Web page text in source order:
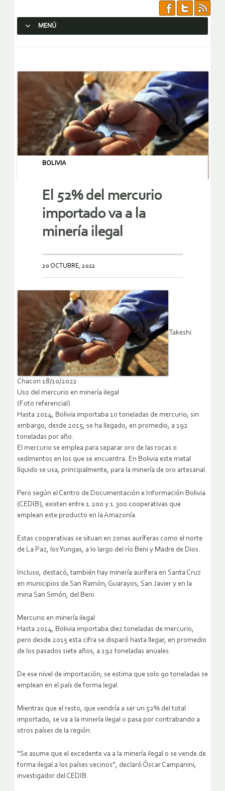
MENÚ
BOLIVIA
El 52% del mercurio
importado va a la
minería ilegal
20 OCTUBRE, 2022
Takeshi
Chacon 18/10/2022
Uso del mercurio en minería ilegal
(Foto referencial)
Hasta 2014, Bolivia importaba 10 toneladas de mercurio; sin
embargo, desde 2015, se ha llegado, en promedio, a 192
toneladas por año.
El mercurio se emplea para separar oro de las rocas o
sedimentos en los que se encuentra. En Bolivia este metal
líquido se usa, principalmente, para la minería de oro artesanal.
Pero según el Centro de Documentación e Información Bolivia
(CEDIB), existen entre 1.200 y 1.300 cooperativas que
emplean este producto en la Amazonía.
Estas cooperativas se situan en zonas auríferas como el norte
de La Paz, los Yungas, a lo largo del río Beni y Madre de Dios.
Incluso, destacó, también hay minería aurífera en Santa Cruz
en municipios de San Ramón, Guarayos, San Javier y en la
mina San Simón, del Beni.
Mercurio en minería ilegal
Hasta 2014, Bolivia importaba diez toneladas de mercurio,
pero desde 2015 esta cifra se disparó hasta llegar, en promedio
de los pasados siete años, a 192 toneladas anuales.
De ese nivel de importación, se estima que solo 90 toneladas se
emplean en el país de forma legal.
Mientras que el resto, que vendría a ser un 52% del total
importado, se va a la minería ilegal o pasa por contrabando a
otros países de la región.
“Se asume que el excedente va a la minería ilegal o se vende de
forma ilegal a los países vecinos”, declaró Óscar Campanini,
investigador del CEDIB.